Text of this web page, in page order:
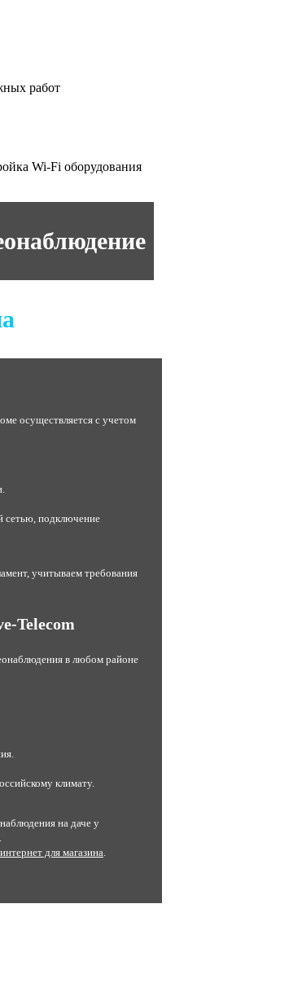
работ
Wi-Fi оборудования
осуществляется с учетом
сетью, подключение
учитываем требования
Telecom
в любом районе
климату.
на даче у
для магазина